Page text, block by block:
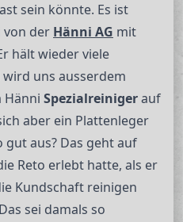
sein könnte. Es ist
von der Hänni AG mit
hält wieder viele
uns ausserdem
Hänni Spezialreinigerauf
aber ein Plattenleger
aus? Das geht auf
Reto erlebt hatte, als er
Kundschaft reinigen
sei damals so